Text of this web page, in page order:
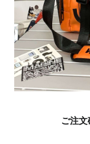
ご注文